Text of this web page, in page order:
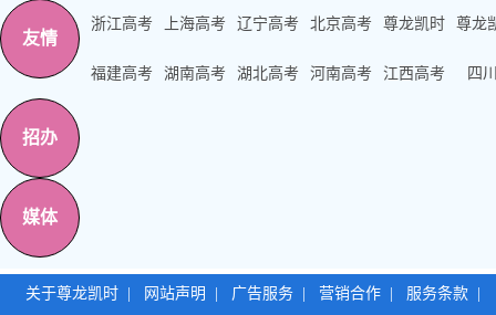
友情
浙江高考 上海高考 辽宁高考 北京高考 尊龙凯时 尊龙
福建高考 湖南高考 湖北高考 河南高考 江西高考 四
招办
媒体
关于尊龙凯时 网站声明 广告服务 营销合作 服务条款